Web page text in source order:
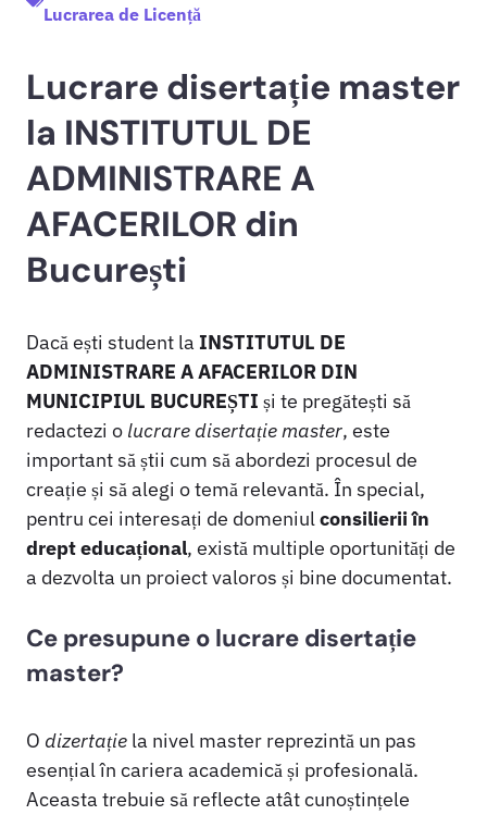
Lucrarea de Licență
Lucrare disertație master
la INSTITUTUL DE
ADMINISTRARE A
AFACERILOR din
București
Dacă ești student la INSTITUTUL DE
ADMINISTRARE A AFACERILOR DIN
MUNICIPIUL BUCUREȘTI și te pregătești să
redactezi o lucrare disertație master, este
important să știi cum să abordezi procesul de
creație și să alegi o temă relevantă. În special,
pentru cei interesați de domeniulconsilierii în
drept educațional, există multiple oportunități de
a dezvolta un proiect valoros și bine documentat.
Ce presupune o lucrare disertație
master?
O dizertație la nivel master reprezintă un pas
esențial în cariera academică și profesională.
Aceasta trebuie să reflecte atât cunoștințele